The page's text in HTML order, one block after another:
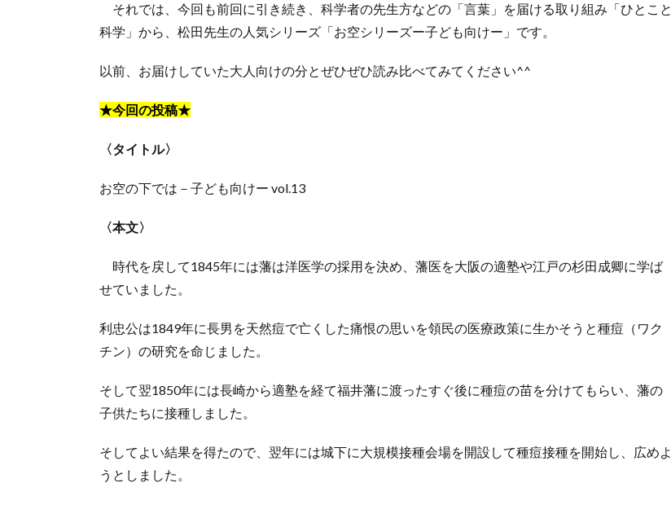
それでは、今回も前回に引き続き、科学者の先生方などの「言葉」を届ける取り組み「ひとこと
科学」から、松田先生の人気シリーズ「お空シリーズー子ども向けー」です。
以前、お届けしていた大人向けの分とぜひぜひ読み比べてみてください^^
★今回の投稿★
〈タイトル〉
お空の下では－子ども向けー vol.13
〈本文〉
時代を戻して1845年には藩は洋医学の採用を決め、藩医を大阪の適塾や江戸の杉田成卿に学ば
せていました。
利忠公は1849年に長男を天然痘で亡くした痛恨の思いを領民の医療政策に生かそうと種痘（ワク
チン）の研究を命じました。
そして翌1850年には長崎から適塾を経て福井藩に渡ったすぐ後に種痘の苗を分けてもらい、藩の
子供たちに接種しました。
そしてよい結果を得たので、翌年には城下に大規模接種会場を開設して種痘接種を開始し、広めよ
うとしました。